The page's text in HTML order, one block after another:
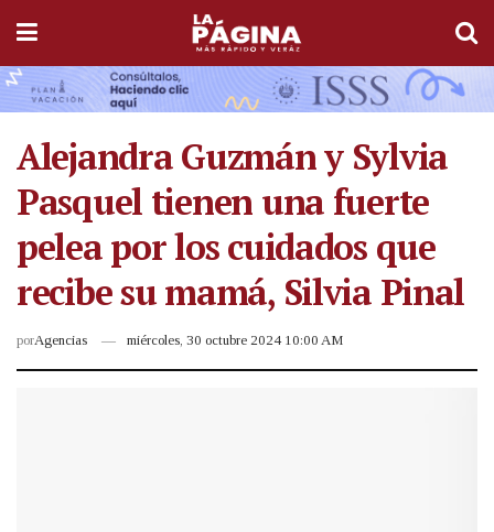
Alejandra Guzmán y Sylvia
Pasquel tienen una fuerte
pelea por los cuidados que
recibe su mamá, Silvia Pinal
porAgencias miércoles, 30 octubre 2024 10:00 AM